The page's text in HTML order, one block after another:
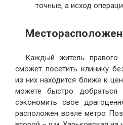
точные, а исход
Каждый житель правого
сможет посетить клинику
из них находится ближе к
можете быстро
сэкономить свое
расположен возле метро